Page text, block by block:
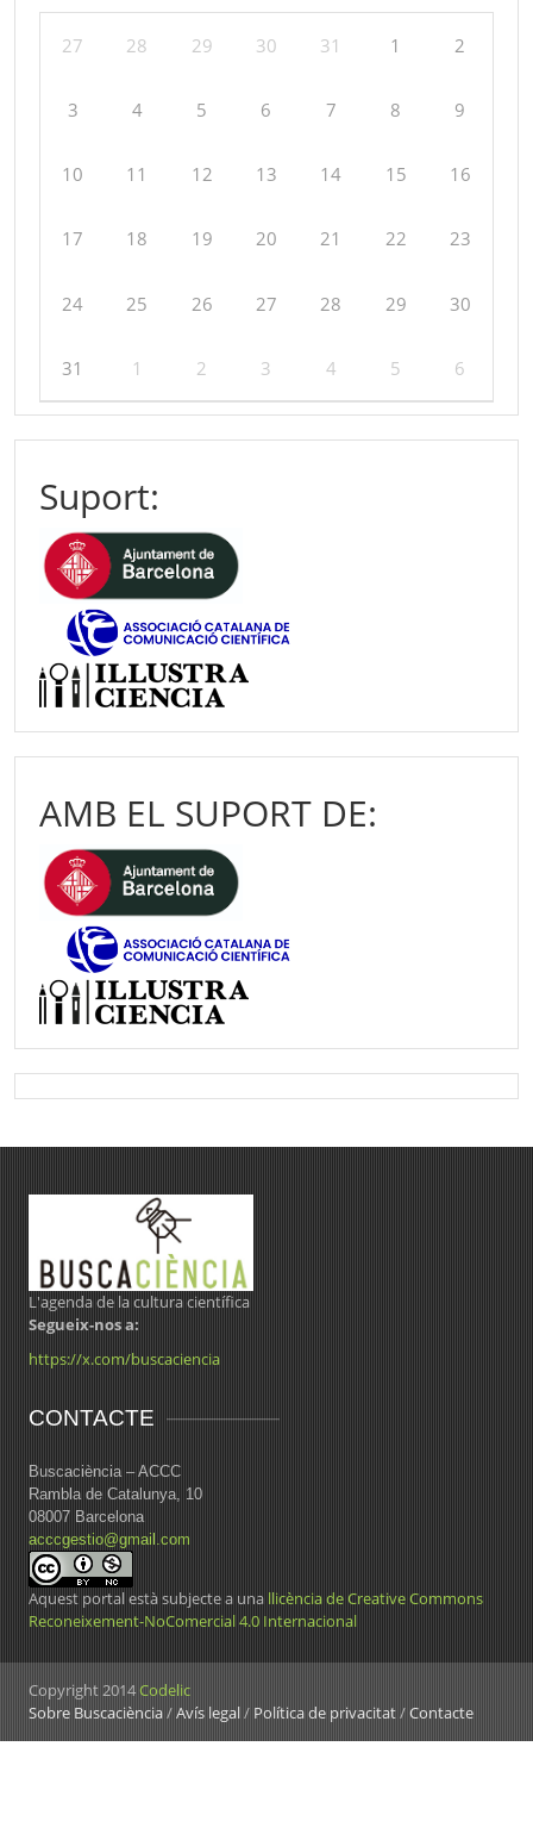
27 28 29 30 31 1 2
3 4 5 6 7 8 9
10 11 12 13 14 15 16
17 18 19 20 21 22 23
24 25 26 27 28 29 30
31 1 2 3 4 5 6
Suport:
AMB EL SUPORT DE:
L'agenda de la cultura científica
Segueix-nos a:
https://x.com/buscaciencia
CONTACTE
Buscaciència – ACCC
Rambla de Catalunya, 10
08007 Barcelona
acccgestio@gmail.com
Aquest portal està subjecte a una llicència de Creative Commons
Reconeixement-NoComercial 4.0 Internacional
Copyright 2014Codelic
Sobre Buscaciència/Avís legal/ Política de privacitat/Contacte